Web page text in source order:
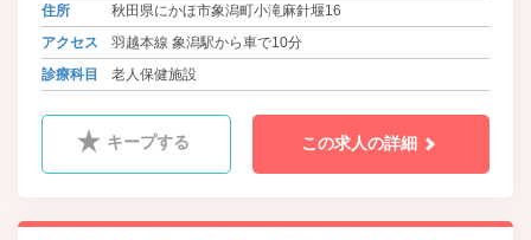
住所
秋田県にかほ市象潟町小滝麻針堰16
アクセス
羽越本線 象潟駅から車で10分
診療科目
老人保健施設
キープする この求人の詳細